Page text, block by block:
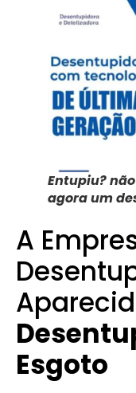
Entupiu?
agora um
A
Esgoto